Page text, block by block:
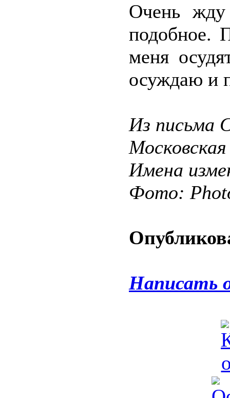
Очень жду
подобное.
меня
осуждаю и
Из письма
Имена
Фото:
Написать